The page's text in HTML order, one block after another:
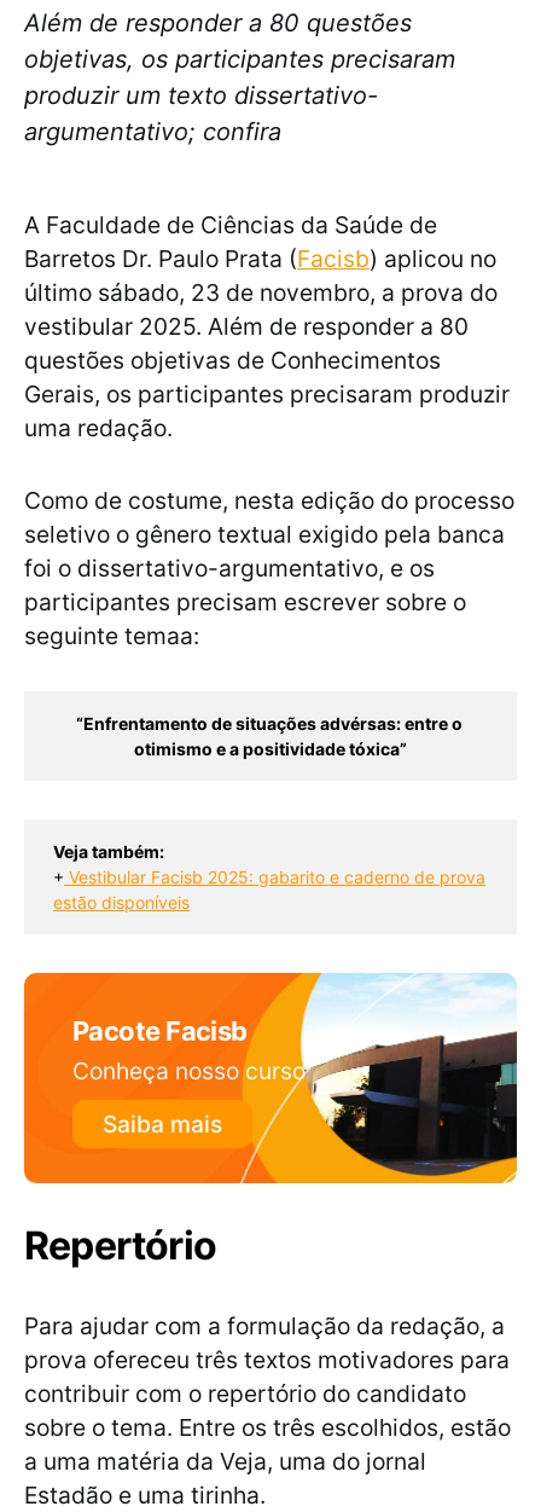
Além de responder a 80 questões
objetivas, os participantes precisaram
produzir um texto dissertativo-
argumentativo; confira
A Faculdade de Ciências da Saúde de
Barretos Dr. Paulo Prata (Facisb) aplicou no
último sábado, 23 de novembro, a prova do
vestibular 2025. Além de responder a 80
questões objetivas de Conhecimentos
Gerais, os participantes precisaram produzir
uma redação.
Como de costume, nesta edição do processo
seletivo o gênero textual exigido pela banca
foi o dissertativo-argumentativo, e os
participantes precisam escrever sobre o
seguinte temaa:
“Enfrentamento de situações advérsas: entre o
otimismo e a positividade tóxica”
Veja também:
+ Vestibular Facisb 2025: gabarito e caderno de prova
estão disponíveis
Pacote Facisb
Conheça nosso curso
Saiba mais
Repertório
Para ajudar com a formulação da redação, a
prova ofereceu três textos motivadores para
contribuir com o repertório do candidato
sobre o tema. Entre os três escolhidos, estão
a uma matéria da Veja, uma do jornal
Estadão e uma tirinha.